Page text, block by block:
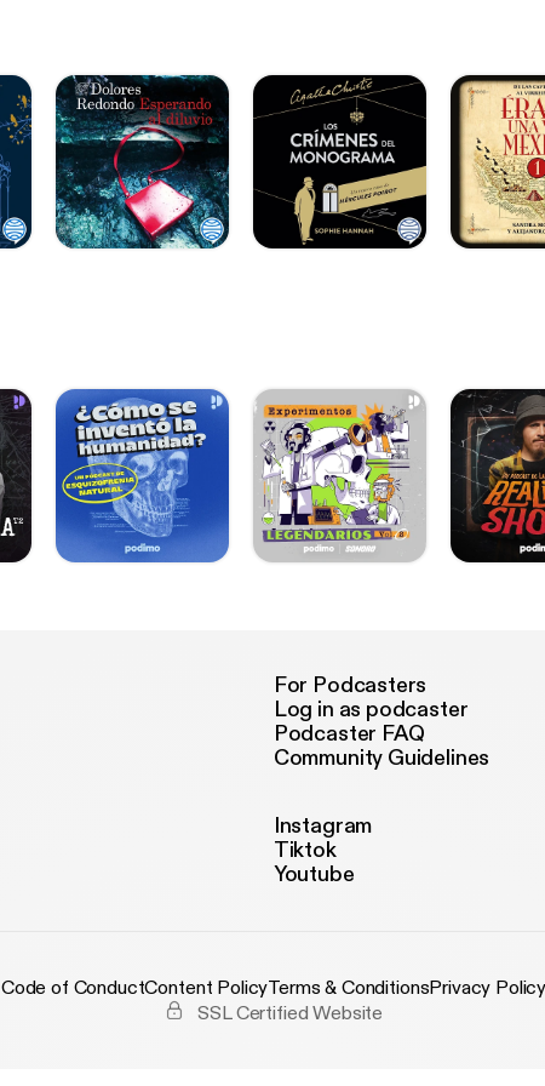
For Podcasters
Log in as podcaster
Podcaster FAQ
Community Guidelines
Instagram
Tiktok
Youtube
Code of ConductContent PolicyTerms & ConditionsPrivacy
SSL Certified Website